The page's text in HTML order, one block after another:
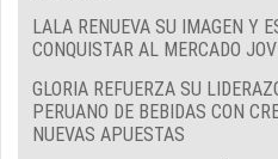
LALA RENUEVA SU IMAGEN Y
CONQUISTAR AL MERCADO
GLORIA REFUERZA SU
PERUANO DE BEBIDAS CON
NUEVAS APUESTAS